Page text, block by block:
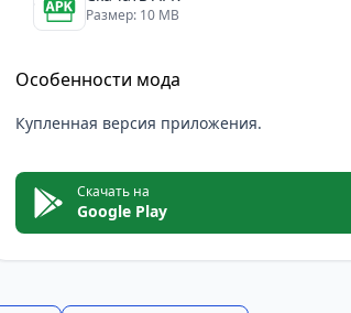
Размер: 10 MB
Особенности мода
Купленная версия приложения.
Скачать на
Google Play